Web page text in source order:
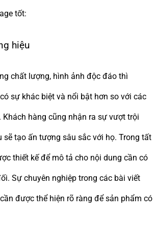
tốt:
hiệu
chất lượng, hình ảnh độc đáo thì
sự khác biệt và nổi bật hơn so với các
hàng cũng nhận ra sự vượt trội
sẽ tạo ấn tượng sâu sắc với họ. Trong tất
thiết kế để mô tả cho nội dung cần có
Sự chuyên nghiệp trong các bài viết
được thể hiện rõ ràng để sản phẩm có